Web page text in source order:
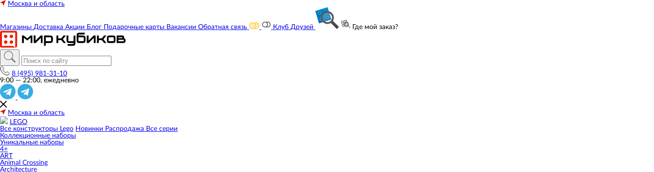
Москва и область
Магазины Доставка Акции Блог Подарочные карты Вакансии Обратная связь Клуб Друзей Где мой заказ?
8 (495) 981-31-10
9:00 — 22:00, ежедневно
Москва и область
LEGO
Все конструкторы Lego Новинки Распродажа Все серии
Коллекционные наборы
Уникальные наборы
4+
ART
Animal Crossing
Architecture